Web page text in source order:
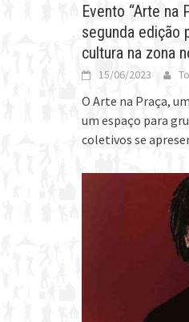
Evento “Arte na
segunda edição
cultura na zona
15/06/2023
O Arte na Praça,
um espaço para
coletivos se